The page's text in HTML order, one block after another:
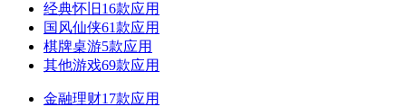
经典怀旧 16款应用
国风仙侠61款应用
棋牌桌游5款应用
其他游戏69款应用
金融理财17款应用